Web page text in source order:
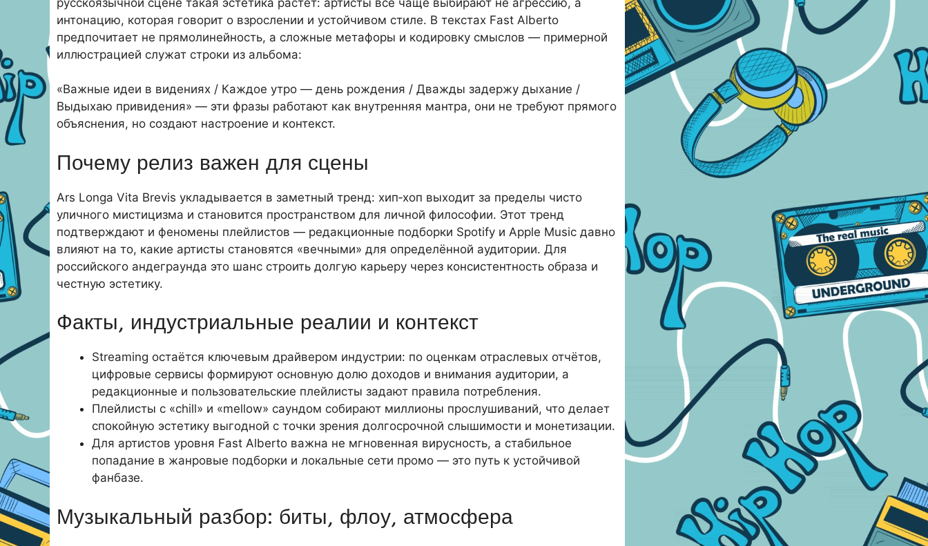
интонацию, которая говорит о взрослении и устойчивом стиле. В текстах Fast Alberto
предпочитает не прямолинейность, а сложные метафоры и кодировку смыслов — примерной
иллюстрацией служат строки из альбома:
«Важные идеи в видениях / Каждое утро — день рождения / Дважды задержу дыхание /
Выдыхаю привидения» — эти фразы работают как внутренняя мантра, они не требуют прямого
объяснения, но создают настроение и контекст.
Почему релиз важен для сцены
Ars Longa Vita Brevis укладывается в заметный тренд: хип‑хоп выходит за пределы чисто
уличного мистицизма и становится пространством для личной философии. Этот тренд
подтверждают и феномены плейлистов — редакционные подборки Spotify и Apple Music давно
влияют на то, какие артисты становятся «вечными» для определённой аудитории. Для
российского андеграунда это шанс строить долгую карьеру через консистентность образа и
честную эстетику.
Факты, индустриальные реалии и контекст
Streaming остаётся ключевым драйвером индустрии: по оценкам отраслевых отчётов,
цифровые сервисы формируют основную долю доходов и внимания аудитории, а
редакционные и пользовательские плейлисты задают правила потребления.
Плейлисты с «chill» и «mellow» саундом собирают миллионы прослушиваний, что делает
спокойную эстетику выгодной с точки зрения долгосрочной слышимости и монетизации.
Для артистов уровня Fast Alberto важна не мгновенная вирусность, а стабильное
попадание в жанровые подборки и локальные сети промо — это путь к устойчивой
фанбазе.
Музыкальный разбор: биты, флоу, атмосфера